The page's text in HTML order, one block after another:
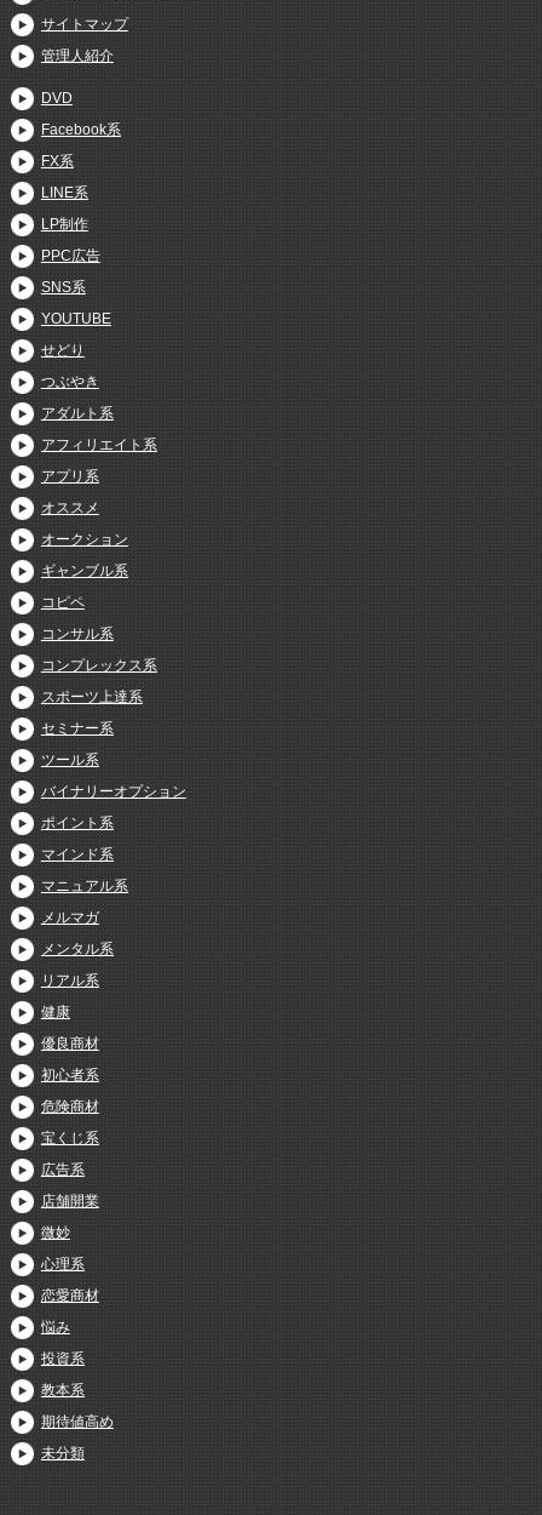
サイトマップ
管理人紹介
DVD
Facebook系
FX系
LINE系
LP制作
PPC広告
SNS系
YOUTUBE
せどり
つぶやき
アダルト系
アフィリエイト系
アプリ系
オススメ
オークション
ギャンブル系
コピペ
コンサル系
コンプレックス系
スポーツ上達系
セミナー系
ツール系
バイナリーオプション
ポイント系
マインド系
マニュアル系
メルマガ
メンタル系
リアル系
健康
優良商材
初心者系
危険商材
宝くじ系
広告系
店舗開業
微妙
心理系
恋愛商材
悩み
投資系
教本系
期待値高め
未分類